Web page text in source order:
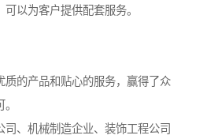
以为客户提供配套服务。
质的产品和贴心的服务，赢得了众
司、机械制造企业、装饰工程公司